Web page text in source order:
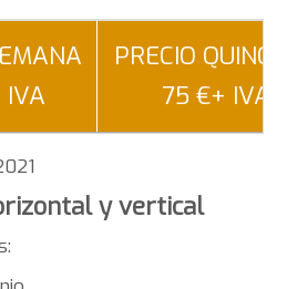
PRECIO
75 €+ IVA
y vertical